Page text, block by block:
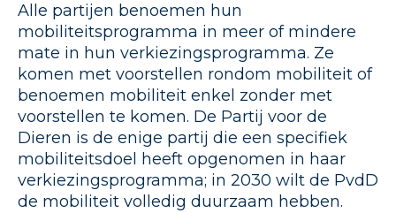
Alle partijen benoemen hun
mobiliteitsprogramma in meer of mindere
mate in hun verkiezingsprogramma. Ze
komen met voorstellen rondom mobiliteit of
benoemen mobiliteit enkel zonder met
voorstellen te komen. De Partij voor de
Dieren is de enige partij die een specifiek
mobiliteitsdoel heeft opgenomen in haar
verkiezingsprogramma; in 2030 wilt de PvdD
de mobiliteit volledig duurzaam hebben.